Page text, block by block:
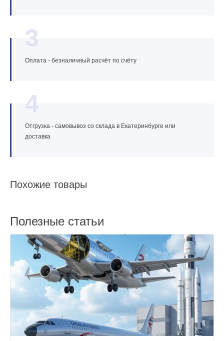
3
Оплата - безналичный расчёт по счёту
4
Отгрузка - самовывоз со склада в Екатеринбурге или
доставка
Похожие товары
Полезные статьи